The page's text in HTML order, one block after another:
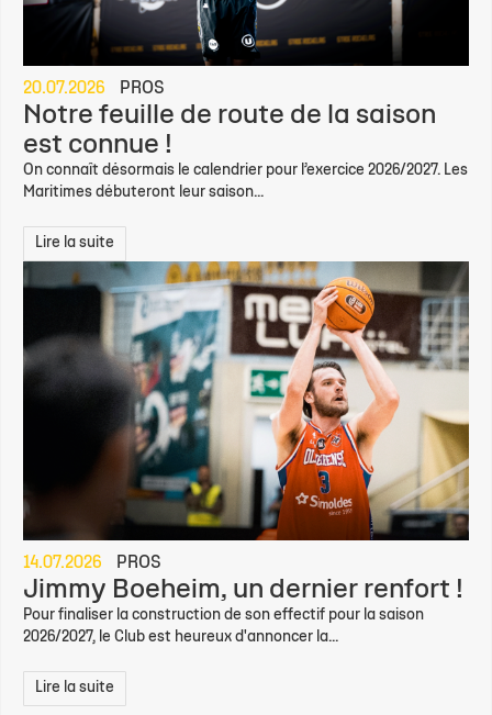
20.07.2026 PROS
Notre feuille de route de la saison
est connue !
On connaît désormais le calendrier pour l’exercice 2026/2027. Les
Maritimes débuteront leur saison...
Lire la suite
14.07.2026 PROS
Jimmy Boeheim, un dernier renfort !
Pour finaliser la construction de son effectif pour la saison
2026/2027, le Club est heureux d'annoncer la...
Lire la suite